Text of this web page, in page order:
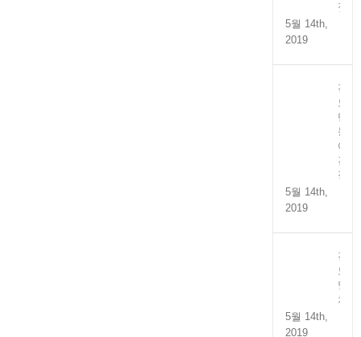
젓
5월 14th,
2019
전
도
만
능
어
간
장
5월 14th,
2019
전
도
멸
치
5월 14th,
2019